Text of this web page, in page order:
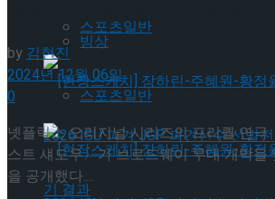
스포츠일반
빙상
스포츠일반
by김현진
2024년 12월 06일
0
넷플릭스 오리지널 시리즈의 프리퀄 연극
스트 섀도우〉가 브로드웨이 무대 개막을
을 공개했다....